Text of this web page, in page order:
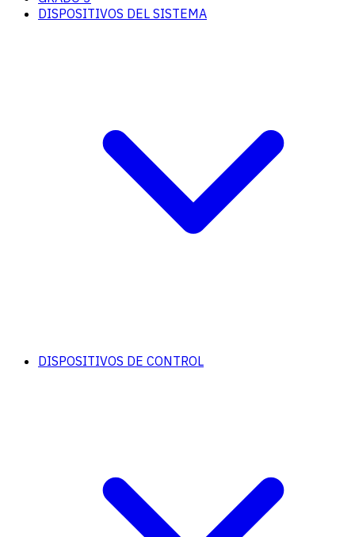
DISPOSITIVOS DEL SISTEMA
DISPOSITIVOS DE CONTROL